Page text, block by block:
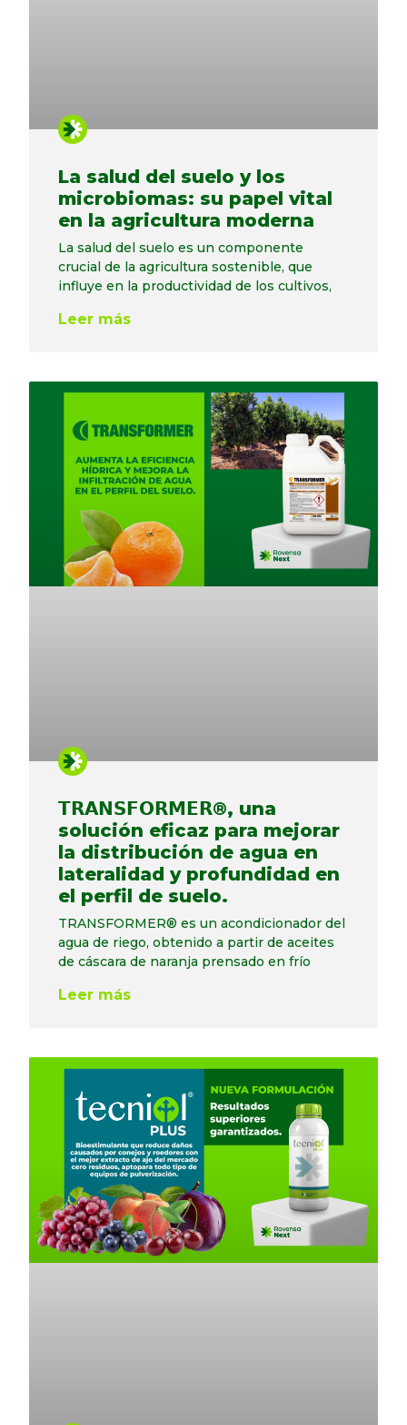
La salud del suelo y los
microbiomas: su papel vital
en la agricultura moderna
La salud del suelo es un componente
crucial de la agricultura sostenible, que
influye en la productividad de los cultivos,
Leer más
𝗧𝗥𝗔𝗡𝗦𝗙𝗢𝗥𝗠𝗘𝗥®, una
solución eficaz para mejorar
la distribución de agua en
lateralidad y profundidad en
el perfil de suelo.
TRANSFORMER® es un acondicionador del
agua de riego, obtenido a partir de aceites
de cáscara de naranja prensado en frío
Leer más